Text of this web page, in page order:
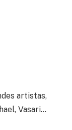
artistas,
Vasari…